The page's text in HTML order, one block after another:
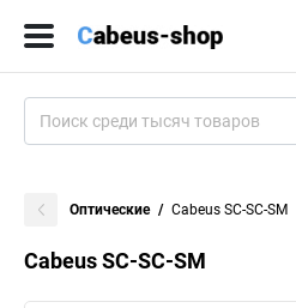
Оптические Cabeus SC-SC-SM
Cabeus SC-SC-SM